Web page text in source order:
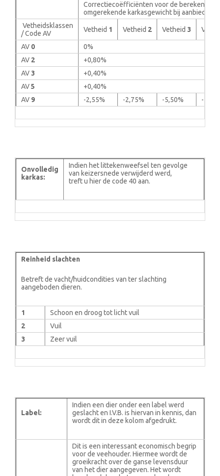
Correctiecoëfficiënten voor de berekening
omgerekende karkasgewicht bij
Vetheidsklassen
/ Code AV
Vetheid 1 Vetheid 2 Vetheid 3
AV 0
0%
AV 2
+0,80%
AV 3
+0,40%
AV5
+0,40%
AV 9 -2,55% -2,75% -5,50% -
Onvolledig
karkas:
Indien het littekenweefsel ten gevolge
van keizersnede verwijderd werd,
treft u hier de code 40 aan.
Reinheid slachten
Betreft de vacht/huidcondities van ter slachting
aangeboden dieren.
1
Schoon en droog tot licht vuil
2
Vuil
3
Zeer vuil
Label:
Indien een dier onder een label werd
geslacht en I.V.B. is hiervan in kennis, dan
wordt dit in deze kolom afgedrukt.
Dit is een interessant economisch begrip
voor de veehouder. Hiermee wordt de
groeikracht over de ganse levensduur
van het dier aangegeven. Het wordt